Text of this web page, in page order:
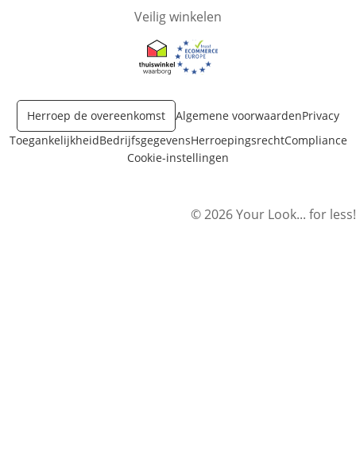
Veilig winkelen
Opent in nieuw venster
Opent in nieuw venster
Herroep de overeenkomst Algemene voorwaardenPrivacy
ToegankelijkheidBedrijfsgegevensHerroepingsrechtCompliance
Cookie-instellingen
© 2026 Your Look... for less!